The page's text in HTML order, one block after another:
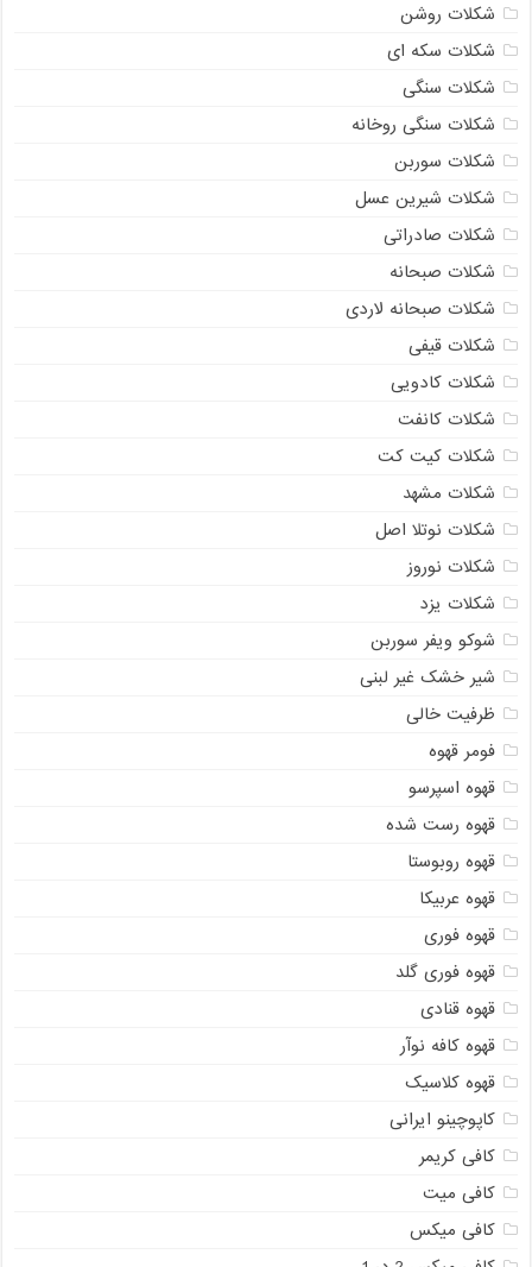
شکلات روشن
شکلات سکه ای
شکلات سنگی
شکلات سنگی روخانه
شکلات سوربن
شکلات شیرین عسل
شکلات صادراتی
شکلات صبحانه
شکلات صبحانه لاردی
شکلات قیفی
شکلات کادویی
شکلات کانفت
شکلات کیت کت
شکلات مشهد
شکلات نوتلا اصل
شکلات نوروز
شکلات یزد
شوکو ویفر سوربن
شیر خشک غیر لبنی
ظرفیت خالی
فومر قهوه
قهوه اسپرسو
قهوه رست شده
قهوه روبوستا
قهوه عربیکا
قهوه فوری
قهوه فوری گلد
قهوه قنادی
قهوه کافه نوآر
قهوه کلاسیک
کاپوچینو ایرانی
کافی کریمر
کافی میت
کافی میکس